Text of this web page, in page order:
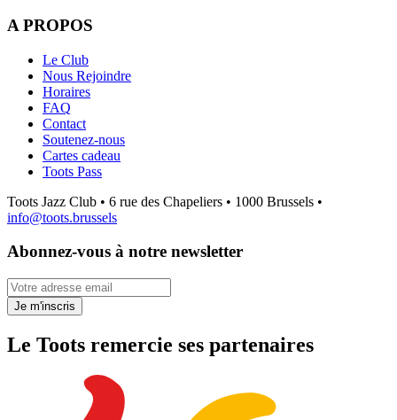
A PROPOS
Le Club
Nous Rejoindre
Horaires
FAQ
Contact
Soutenez-nous
Cartes cadeau
Toots Pass
Toots Jazz Club • 6 rue des Chapeliers • 1000 Brussels •
info@toots.brussels
Abonnez-vous à notre newsletter
Votre adresse email
Je m'inscris
Le Toots remercie ses partenaires